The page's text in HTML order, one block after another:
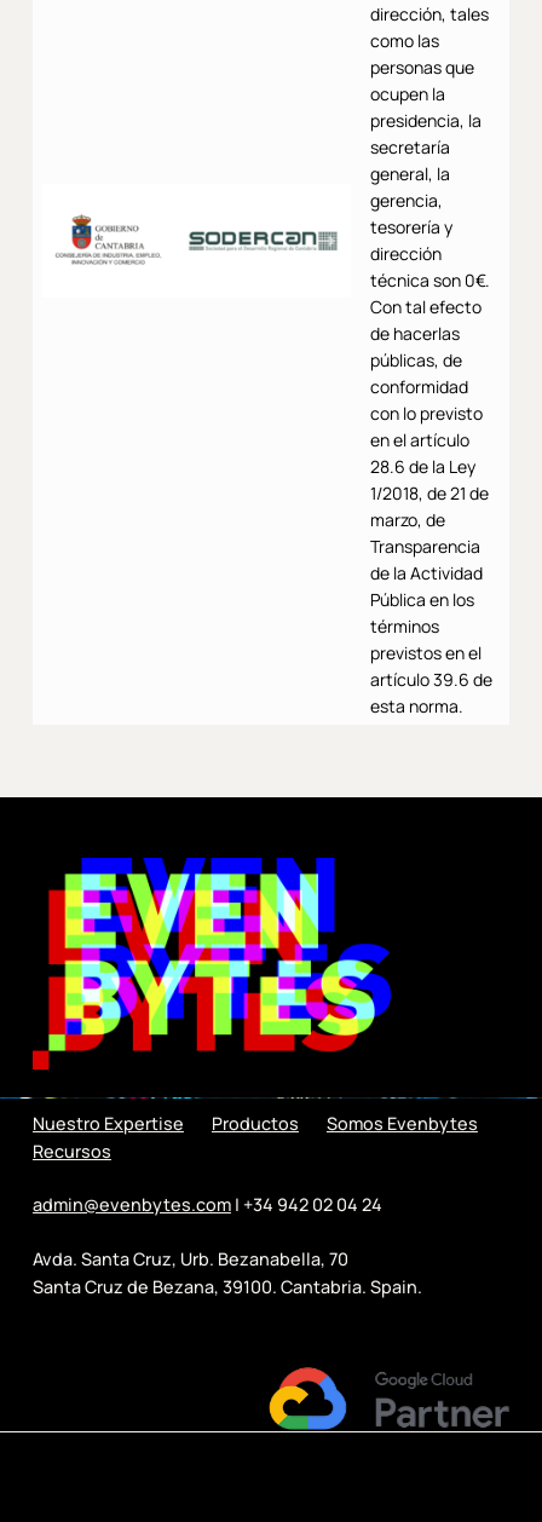
dirección, tales
como las
personas que
ocupen la
presidencia, la
secretaría
general, la
gerencia,
tesorería y
dirección
técnica son 0€.
Con tal efecto
de hacerlas
públicas, de
conformidad
con lo previsto
en el artículo
28.6 de la Ley
1/2018, de 21 de
marzo, de
Transparencia
de la Actividad
Pública en los
términos
previstos en el
artículo 39.6 de
esta norma.
Nuestro Expertise Productos
Somos Evenbytes
Recursos
admin@evenbytes.com| +34 942 02 04 24
Avda. Santa Cruz, Urb. Bezanabella, 70
Santa Cruz de Bezana, 39100. Cantabria. Spain.